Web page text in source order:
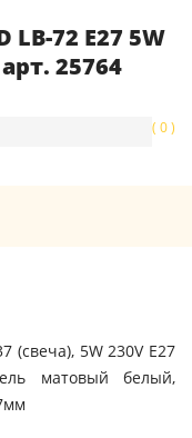
72 E27 5W
25764
( 0 )
(свеча), 5W 230V E27
матовый белый,